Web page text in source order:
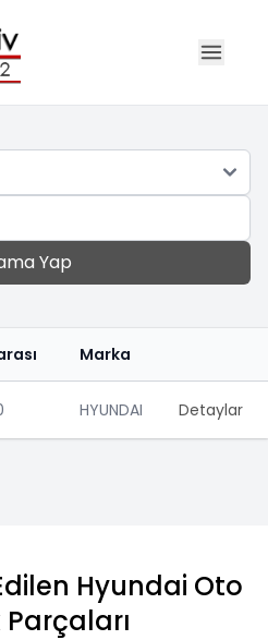
Yap
Marka
HYUNDAI Detaylar
Hyundai Oto